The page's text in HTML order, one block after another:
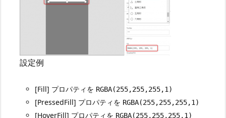
設定例
[Fill] プロパティを RGBA(255,255,255,1)
[PressedFill] プロパティを RGBA(255,255,255,1)
[HoverFill] プロパティを RGBA(255,255,255,1)